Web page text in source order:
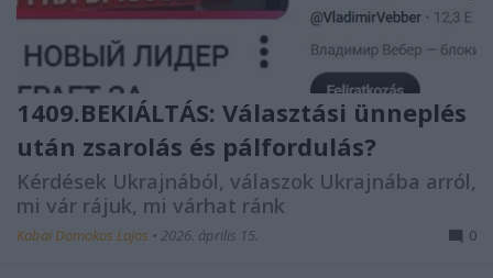
1409.BEKIÁLTÁS: Választási ünneplés
után zsarolás és pálfordulás?
Kérdések Ukrajnából, válaszok Ukrajnába arról,
mi vár rájuk, mi várhat ránk
Kabai Domokos Lajos • 2026. április 15. 0